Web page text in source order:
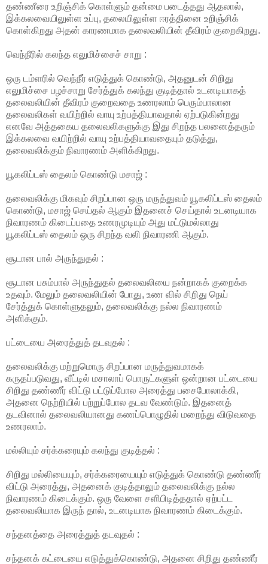
தண்ணீரை உறிஞ்சிக் கொள்ளும் தன்மை படைத்தது ஆதலால்,
இக்கலவையிலுள்ள உப்பு, தலையிலுள்ள ஈரத்தினை உறிஞ்சிக்
கொள்கிறது அதன் காரணமாக தலைவலியின் தீவிரம் குறைகிறது.
வெந்நீரில் கலந்த எலுமிச்சைச் சாறு :
ஒரு டம்ளரில் வெந்நீர் எடுத்துக் கொண்டு, அதனுடன் சிறிது
எலுமிச்சை பழச்சாறு சேர்த்துக் கலந்து குடித்தால் உடனடியாகத்
தலைவலியின் தீவிரம் குறைவதை உணரலாம் பெரும்பாலான
தலைவலிகள் வயிற்றில் வாயு உற்பத்தியாவதால் ஏற்படுகின்றது
எனவே அத்தகைய தலைவலிகளுக்கு இது சிறந்த பலனைத்தரும்
இக்கலவை வயிற்றில் வாயு உற்பத்தியாவதையும் தடுத்து,
தலைவலிக்கும் நிவாரணம் அளிக்கிறது.
யூகலிப்டஸ் தைலம் கொண்டு மசாஜ் :
தலைவலிக்கு மிகவும் சிறப்பான ஒரு மருத்துவம் யூகலிப்டஸ் தைலம்
கொண்டு, மசாஜ் செய்தல் ஆகும் இதனைச் செய்தால் உடனடியாக
நிவாரணம் கிடைப்பதை உணரமுடியும் அது மட்டுமல்லாது
யூகலிப்டஸ் தைலம் ஒரு சிறந்த வலி நிவாரணி ஆகும்.
சூடான பால் அருந்துதல் :
சூடான பசும்பால் அருந்துதல் தலைவலியை நன்றாகக் குறைக்க
உதவும். மேலும் தலைவலியின் போது, உண வில் சிறிது நெய்
சேர்த்துக் கொள்ளுதலும், தலைவலிக்கு நல்ல நிவாரணம்
அளிக்கும்.
பட்டையை அரைத்துத் தடவுதல் :
தலைவலிக்கு மற்றுமொரு சிறப்பான மருத்துவமாகக்
கருதப்படுவது, வீட்டில் மசாலாப் பொருட்களுள் ஒன்றான பட்டையை
சிறிது தண்ணீர் விட்டு பட்டுப்போல அரைத்து பசைபோலாக்கி,
அதனை நெற்றியில் பற்றுப்போல தடவ வேண்டும். இதனைத்
தடவினால் தலைவலியானது கணப்பொழுதில் மறைந்து விடுவதை
உணரலாம்.
மல்லியும் சர்க்கரையும் கலந்து குடித்தல் :
சிறிது மல்லியையும், சர்க்கரையையும் எடுத்துக் கொண்டு தண்ணீர்
விட்டு அரைத்து, அதனைக் குடித்தாலும் தலைவலிக்கு நல்ல
நிவாரணம் கிடைக்கும். ஒரு வேளை சளிபிடித்ததால் ஏற்பட்ட
தலைவலியாக இருந் தால், உடனடியாக நிவாரணம் கிடைக்கும்.
சந்தனத்தை அரைத்துத் தடவுதல் :
சந்தனக் கட்டையை எடுத்துக்கொண்டு, அதனை சிறிது தண்ணீர்